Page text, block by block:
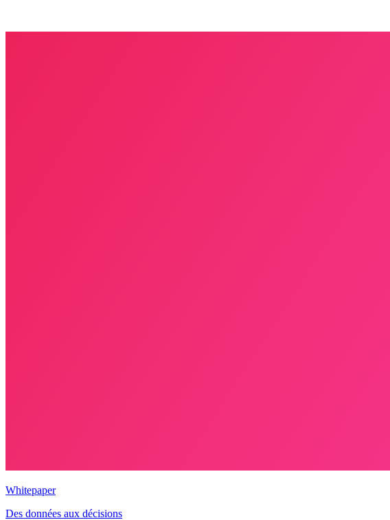
Whitepaper
Des données aux décisions